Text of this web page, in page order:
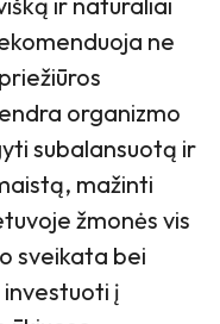
ne
organizmo
subalansuotą ir
mažinti
žmonės vis
sveikata bei
į